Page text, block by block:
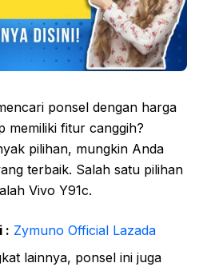
ponsel dengan harga
memiliki fitur canggih?
pilihan, mungkin Anda
terbaik. Salah satu pilihan
Vivo Y91c.
: Zymuno Official Lazada
lainnya, ponsel ini juga